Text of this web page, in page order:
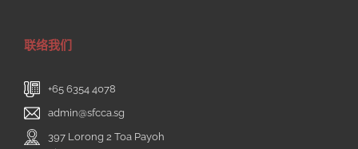
联络我们
+65 6354 4078
admin@sfcca.sg
397 Lorong 2 Toa Payoh